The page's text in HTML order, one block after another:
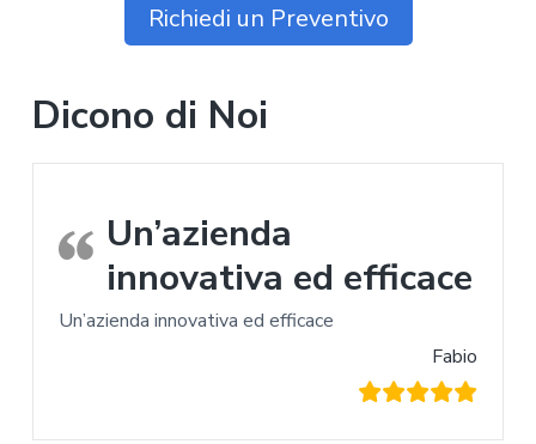
Richiedi un Preventivo
Dicono di Noi
Un’azienda
innovativa ed efficace
Un’azienda innovativa ed efficace
Fabio